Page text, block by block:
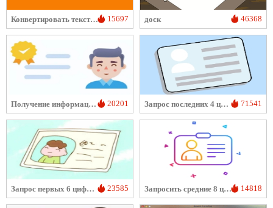
Конвертировать текст в HTML-сущности 15697 доск 46368
Получение информации по удостоверению личности 20201 Запрос последних 4 цифр номера удостоверения личности 71541
Запрос первых 6 цифр номера удостоверения личности 23585 Запросить средние 8 цифр паспорта 14818